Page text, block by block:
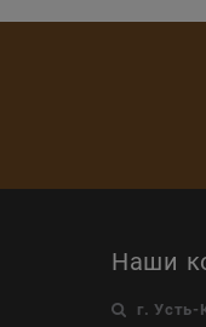
Наши
г. Усть-